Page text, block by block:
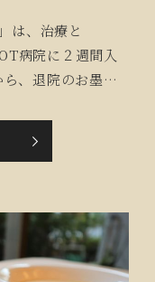
は、治療と
病院に２週間入
、退院のお墨付